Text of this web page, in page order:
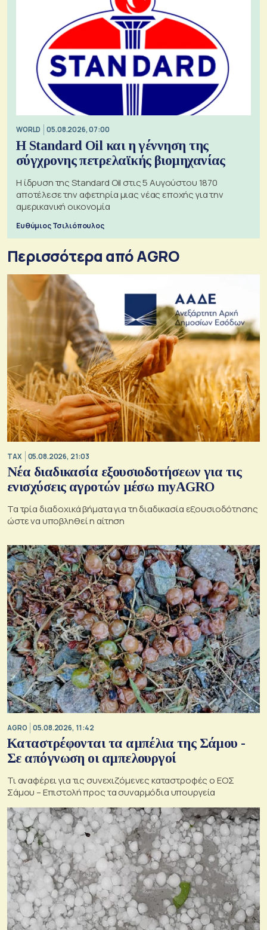
WORLD 05.08.2026, 07:00
Η Standard Oil και η γέννηση της
σύγχρονης πετρελαϊκής βιομηχανίας
Η ίδρυση της Standard Oil στις 5 Αυγούστου 1870
αποτέλεσε την αφετηρία μιας νέας εποχής για την
αμερικανική οικονομία
Ευθύμιος Τσιλιόπουλος
Περισσότερα από AGRO
TAX 05.08.2026, 21:03
Νέα διαδικασία εξουσιοδοτήσεων για τις
ενισχύσεις αγροτών μέσω myAGRO
Τα τρία διαδοχικά βήματα για τη διαδικασία εξουσιοδότησης
ώστε να υποβληθεί η αίτηση
AGRO 05.08.2026, 11:42
Καταστρέφονται τα αμπέλια της Σάμου -
Σε απόγνωση οι αμπελουργοί
Τι αναφέρει για τις συνεχιζόμενες καταστροφές ο ΕΟΣ
Σάμου – Επιστολή προς τα συναρμόδια υπουργεία